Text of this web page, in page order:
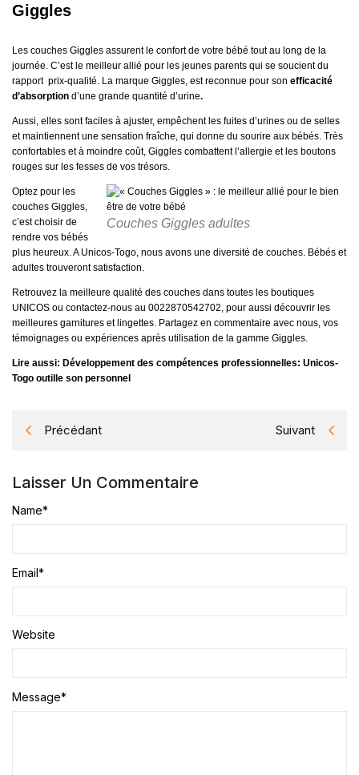
Giggles
Les couches Giggles assurent le confort de votre bébé tout au long de la
journée. C’est le meilleur allié pour les jeunes parents qui se soucient du
rapport prix-qualité. La marque Giggles, est reconnue pour son efficacité
d’absorption d’une grande quantité d’urine.
Aussi, elles sont faciles à ajuster, empêchent les fuites d’urines ou de selles
et maintiennent une sensation fraîche, qui donne du sourire aux bébés. Très
confortables et à moindre coût, Giggles combattent l’allergie et les boutons
rouges sur les fesses de vos trésors.
Couches Giggles adultes
Optez pour les
couches Giggles,
c’est choisir de
rendre vos bébés
plus heureux. A Unicos-Togo, nous avons une diversité de couches. Bébés et
adultes trouveront satisfaction.
Retrouvez la meilleure qualité des couches dans toutes les boutiques
UNICOS ou contactez-nous au 0022870542702, pour aussi découvrir les
meilleures garnitures et lingettes. Partagez en commentaire avec nous, vos
témoignages ou expériences après utilisation de la gamme Giggles.
Lire aussi: Développement des compétences professionnelles: Unicos-
Togo outille son personnel
Précédant Suivant
Laisser Un Commentaire
Message*
Name*
Email*
Website